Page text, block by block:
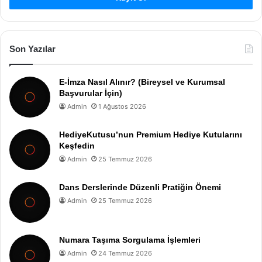
Son Yazılar
E-İmza Nasıl Alınır? (Bireysel ve Kurumsal
Başvurular İçin)
Admin 1 Ağustos 2026
HediyeKutusu’nun Premium Hediye Kutularını
Keşfedin
Admin 25 Temmuz 2026
Dans Derslerinde Düzenli Pratiğin Önemi
Admin 25 Temmuz 2026
Numara Taşıma Sorgulama İşlemleri
Admin 24 Temmuz 2026